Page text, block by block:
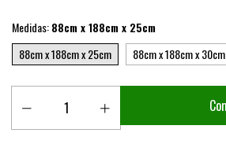
Medidas:88cm x 188cm x 25cm
88cm x 188cm x 25cm
88cm x 188cm x 30cm